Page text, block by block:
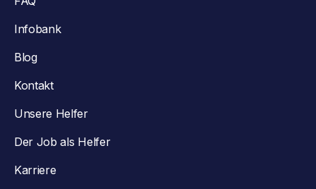
Infobank
Blog
Kontakt
Unsere Helfer
Der Job als Helfer
Karriere